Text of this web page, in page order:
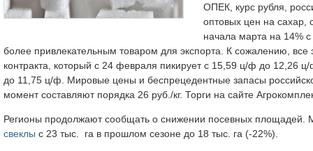
ОПЕК, курс рубля,
оптовых цен на сахар,
начала марта на 14%
более привлекательным товаром для экспорта. К сожалению,
контракта, который с 24 февраля пикирует с 15,59 ц/ф до 12,26
до 11,75 ц/ф. Мировые цены и беспрецедентные запасы
момент составляют порядка 26 руб./кг. Торги на сайте
Регионы продолжают сообщать о снижении посевных площадей.
свеклы с 23 тыс. га в прошлом сезоне до 18 тыс. га (-22%).